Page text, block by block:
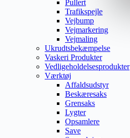
Pullert
Trafikspejle
Vejbump
Vejmarkering
Vejmaling
Ukrudtsbekæmpelse
Vaskeri Produkter
Vedligeholdelsesprodukter
Værktøj
Affaldsudstyr
Beskæresaks
Grensaks
Lygter
Opsamlere
Save